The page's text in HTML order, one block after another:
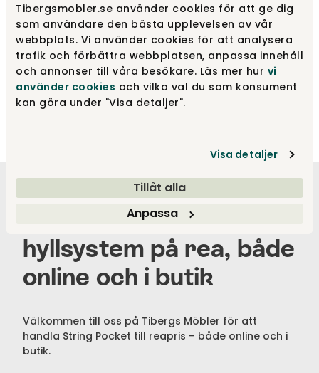
Tibergsmobler.se använder cookies för att ge dig
som användare den bästa upplevelsen av vår
webbplats. Vi använder cookies för att analysera
trafik och förbättra webbplatsen, anpassa innehåll
och annonser till våra besökare. Läs mer hur vi
använder cookies och vilka val du som konsument
kan göra under "Visa detaljer".
Visa detaljer
Tillåt alla
Anpassa
String Pocket Tegnérgrön
String®
Handla String Pocket
hyllsystem på rea, både
online och i butik
Välkommen till oss på Tibergs Möbler för att
handla String Pocket till reapris – både online och i
butik.